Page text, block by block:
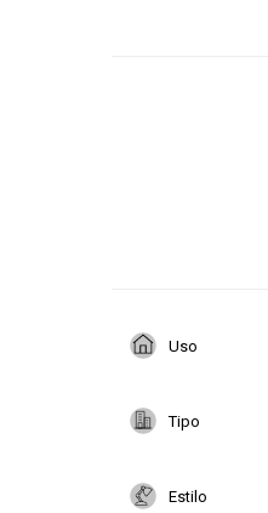
Uso
Tipo
Estilo